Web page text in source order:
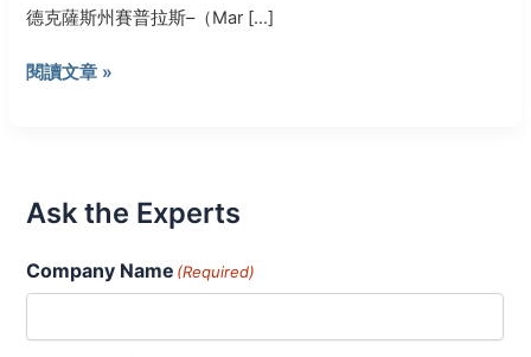
德克薩斯州賽普拉斯–（Mar […]
閱讀文章 »
Ask the Experts
Company Name (Required)